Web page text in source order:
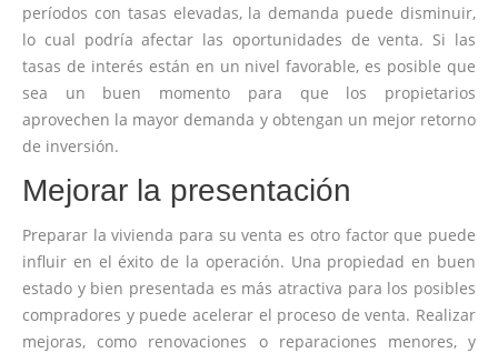
períodos con tasas elevadas, la demanda puede disminuir,
lo cual podría afectar las oportunidades de venta. Si las
tasas de interés están en un nivel favorable, es posible que
sea un buen momento para que los propietarios
aprovechen la mayor demanda y obtengan un mejor retorno
de inversión.
Mejorar la presentación
Preparar la vivienda para su venta es otro factor que puede
influir en el éxito de la operación. Una propiedad en buen
estado y bien presentada es más atractiva para los posibles
compradores y puede acelerar el proceso de venta. Realizar
mejoras, como renovaciones o reparaciones menores, y